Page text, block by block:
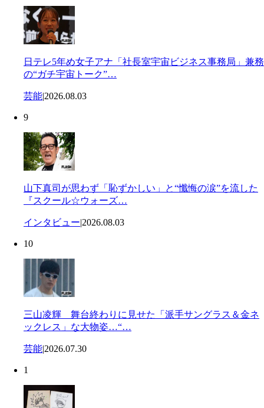
日テレ5年め女子アナ「社長室宇宙ビジネス事務局」兼務
の“ガチ宇宙トーク”…
芸能|2026.08.03
9
山下真司が思わず「恥ずかしい」と“懺悔の涙”を流した
『スクール☆ウォーズ…
インタビュー|2026.08.03
10
三山凌輝 舞台終わりに見せた「派手サングラス＆金ネ
ックレス」な大物姿…“…
芸能|2026.07.30
1